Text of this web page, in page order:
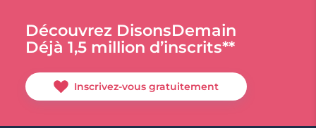
Découvrez DisonsDemain
Déjà 1,5 million d’inscrits**
Inscrivez-vous gratuitement